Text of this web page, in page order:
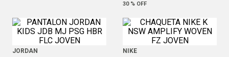
30 % OFF
JORDAN NIKE